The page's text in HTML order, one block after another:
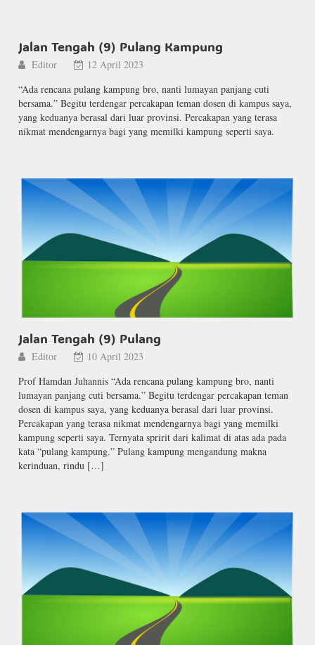
Jalan Tengah (9) Pulang Kampung
Editor
12 April 2023
“Ada rencana pulang kampung bro, nanti lumayan panjang cuti
bersama.” Begitu terdengar percakapan teman dosen di kampus saya,
yang keduanya berasal dari luar provinsi. Percakapan yang terasa
nikmat mendengarnya bagi yang memilki kampung seperti saya.
Jalan Tengah (9) Pulang
Editor
10 April 2023
Prof Hamdan Juhannis “Ada rencana pulang kampung bro, nanti
lumayan panjang cuti bersama.” Begitu terdengar percakapan teman
dosen di kampus saya, yang keduanya berasal dari luar provinsi.
Percakapan yang terasa nikmat mendengarnya bagi yang memilki
kampung seperti saya. Ternyata spririt dari kalimat di atas ada pada
kata “pulang kampung.” Pulang kampung mengandung makna
kerinduan, rindu […]